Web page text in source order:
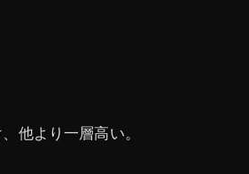
他より一層高い。